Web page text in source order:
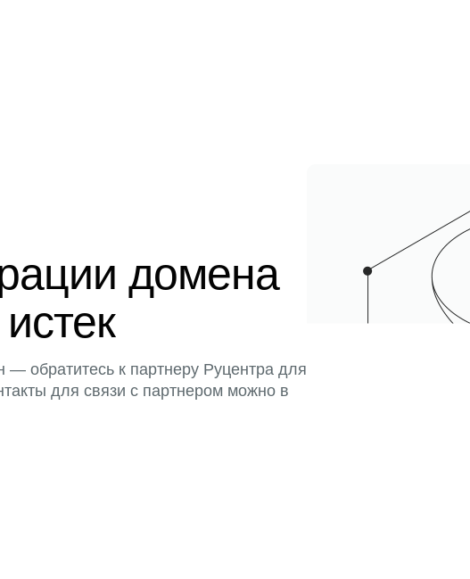
домена
— обратитесь к партнеру Руцентра для
для связи с партнером можно в